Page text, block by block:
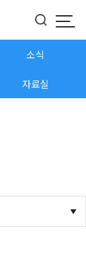
모
버튼
소식
자료실